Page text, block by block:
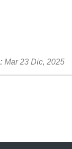
Mar 23 Dic, 2025